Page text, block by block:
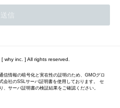
why inc. ] All rights reserved.
信情報の暗号化と実在性の証明のため、GMOグロ
会社のSSLサーバ証明書を使用しております。 セ
、サーバ証明書の検証結果をご確認ください。